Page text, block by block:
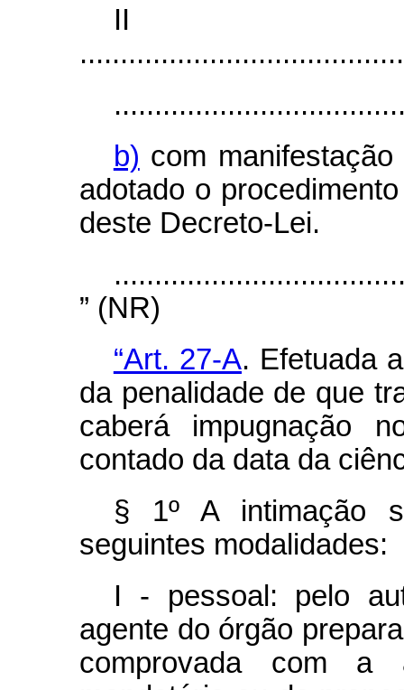
b) com
adotado o
deste Decreto-Lei.
” (NR)
“Art. 27-A. Efetuada
da penalidade de que
caberá impugnação
contado da data da
§ 1º A intimação
seguintes modalidades:
I - pessoal: pelo
agente do órgão
comprovada com a